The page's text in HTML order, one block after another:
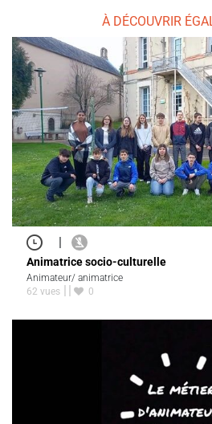
À DÉCOUVRIR
|
Animatrice socio-culturelle
Animateur/ animatrice
62 vues
0